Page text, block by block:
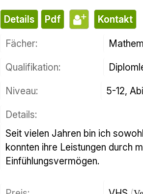
Details pdf Kontakt
Fächer:
Qualifikation:
Niveau:
5-12,
Details:
Seit vielen Jahren bin ich sowohl im Einzel- als auch im Gruppenunterricht in der Nachhilfe tätig. Viele Schüler
konnten ihre Leistungen durch
Einfühlungsvermögen.